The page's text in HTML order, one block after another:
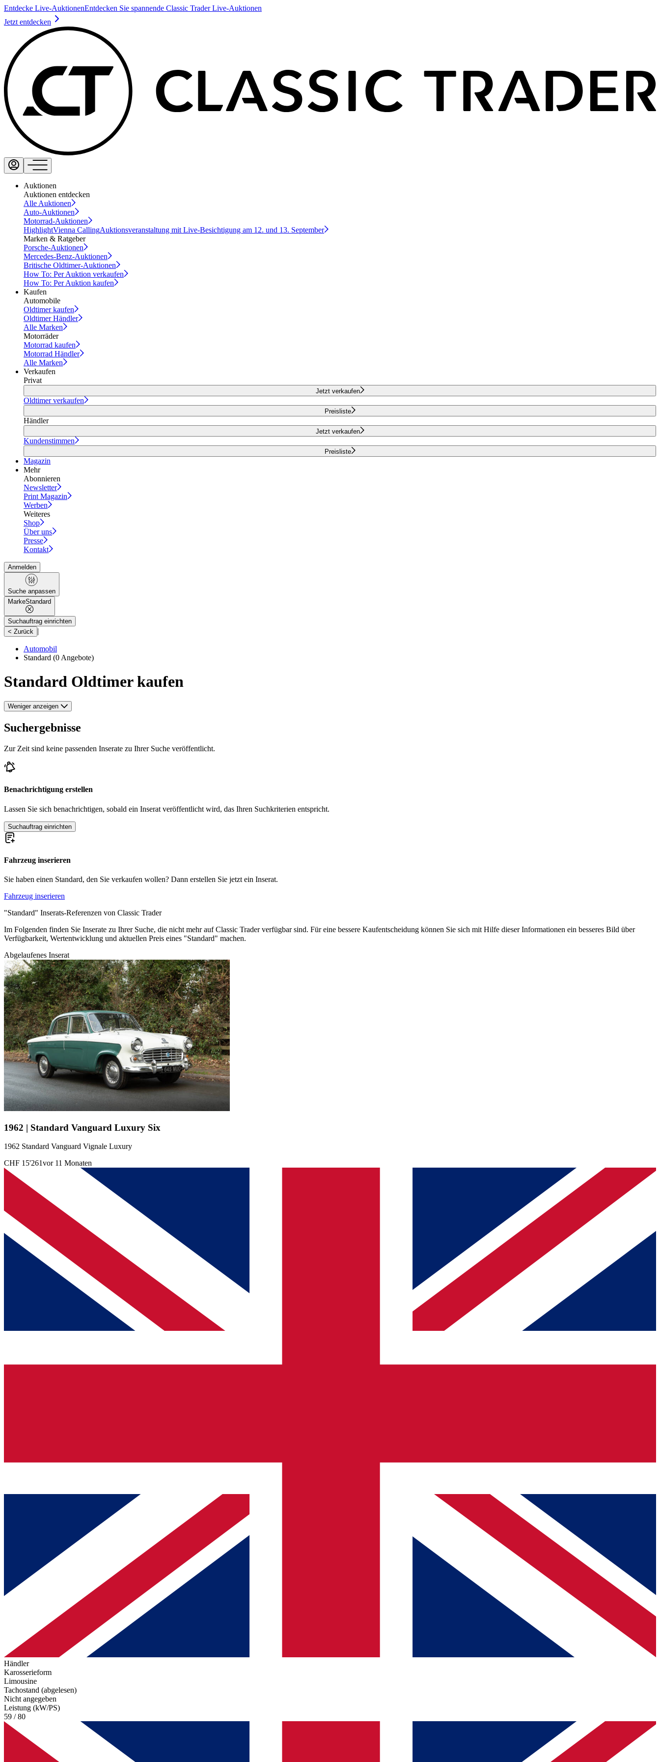
Entdecke Live-AuktionenEntdecken Sie spannende Classic Trader Live-Auktionen
Jetzt entdecken
Auktionen
Auktionen entdecken
Alle Auktionen
Auto-Auktionen
Motorrad-Auktionen
HighlightVienna CallingAuktionsveranstaltung mit Live-Besichtigung am 12. und 13. September
Marken & Ratgeber
Porsche-Auktionen
Mercedes-Benz-Auktionen
Britische Oldtimer-Auktionen
How To: Per Auktion verkaufen
How To: Per Auktion kaufen
Kaufen
Automobile
Oldtimer kaufen
Oldtimer Händler
Alle Marken
Motorräder
Motorrad kaufen
Motorrad Händler
Alle Marken
Verkaufen
Privat
Jetzt verkaufen
Oldtimer verkaufen
Preisliste
Händler
Jetzt verkaufen
Kundenstimmen
Preisliste
Magazin
Mehr
Abonnieren
Newsletter
Print Magazin
Werben
Weiteres
Shop
Über uns
Presse
Kontakt
Anmelden
Suche anpassen
MarkeStandard
Suchauftrag einrichten
< Zurück
|
Automobil
Standard (0 Angebote)
Standard Oldtimer kaufen
Weniger anzeigen
Suchergebnisse
Zur Zeit sind keine passenden Inserate zu Ihrer Suche veröffentlicht.
Benachrichtigung erstellen
Lassen Sie sich benachrichtigen, sobald ein Inserat veröffentlicht wird, das Ihren Suchkriterien entspricht.
Suchauftrag einrichten
Fahrzeug inserieren
Sie haben einen Standard, den Sie verkaufen wollen? Dann erstellen Sie jetzt ein Inserat.
Fahrzeug inserieren
"Standard" Inserats-Referenzen von Classic Trader
Im Folgenden finden Sie Inserate zu Ihrer Suche, die nicht mehr auf Classic Trader verfügbar sind. Für eine bessere Kaufentscheidung können Sie sich mit Hilfe dieser Informationen ein besseres Bild über
Verfügbarkeit, Wertentwicklung und aktuellen Preis eines "Standard" machen.
Abgelaufenes Inserat
1962 | Standard Vanguard Luxury Six
1962 Standard Vanguard Vignale Luxury
CHF 15'261vor 11 Monaten
Händler
Karosserieform
Limousine
Tachostand (abgelesen)
Nicht angegeben
Leistung (kW/PS)
59 / 80